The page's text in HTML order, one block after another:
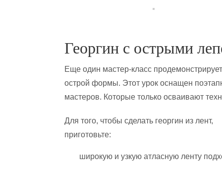
Георгин с острыми
Еще один мастер-класс
острой формы. Этот урок оснащен
мастеров. Которые только осваивают
Для того, чтобы сделать георгин из лент,
приготовьте:
широкую и узкую атласную ленту